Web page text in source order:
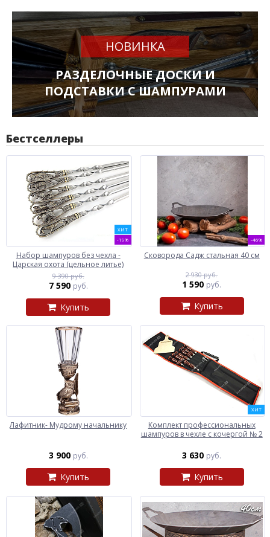
НОВИНКА
РАЗДЕЛОЧНЫЕ ДОСКИ И
ПОДСТАВКИ С ШАМПУРАМИ
Бестселлеры
ХИТ
-19%
Набор шампуров без чехла -
Царская охота (цельное литье)
9 390 руб.
7 590 руб.
Купить
-46%
Сковорода Садж стальная 40 см
2 930 руб.
1 590 руб.
Купить
Лафитник- Мудрому начальнику
3 900 руб.
Купить
ХИТ
Комплект профессиональных
шампуров в чехле с кочергой № 2
3 630 руб.
Купить